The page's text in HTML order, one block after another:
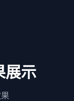
展示